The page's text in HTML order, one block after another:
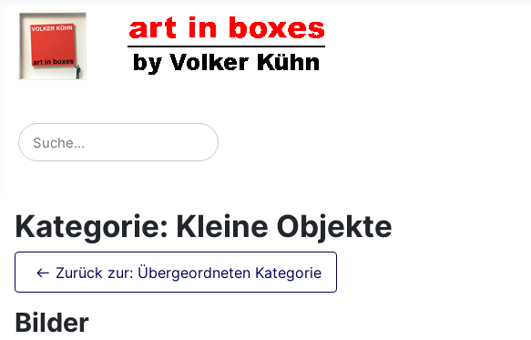
Kategorie: Kleine Objekte
Zurück zur: Übergeordneten Kategorie
Bilder